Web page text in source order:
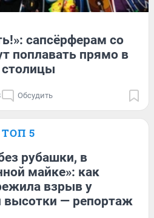
сапсёрферам со
поплавать прямо в
столицы
Обсудить
ТОП 5
рубашки, в
майке»: как
взрыв у
высотки — репортаж